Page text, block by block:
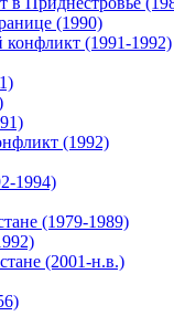
(1990)
(1991-1992)
(1992)
1994)
(1979-1989)
(2001-н.в.)